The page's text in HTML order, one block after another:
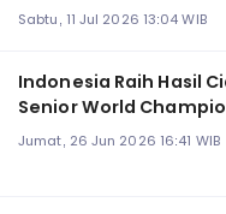
Sabtu, 11 Jul 2026 13:04 WIB
Indonesia Raih Hasil
Senior World
Jumat, 26 Jun 2026 16:41 WIB